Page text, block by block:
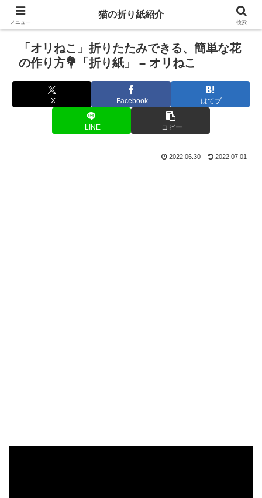
「オリねこ」折りたたみできる、簡単な花
の作り方💐「折り紙」 – オリねこ
X Facebook はてブ
LINE コピー
2022.06.30 2022.07.01
メニュー
猫の折り紙紹介
検索